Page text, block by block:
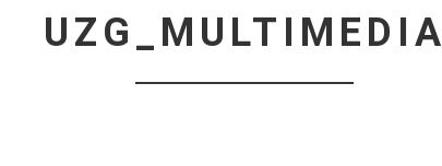
UZG_MULTIMEDIA